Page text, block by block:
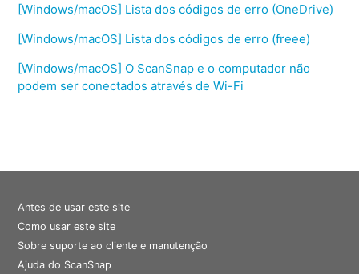
[Windows/macOS] Lista dos códigos de erro (OneDrive)
[Windows/macOS] Lista dos códigos de erro (freee)
[Windows/macOS] O ScanSnap e o computador não
podem ser conectados através de Wi-Fi
Antes de usar este site
Como usar este site
Sobre suporte ao cliente e manutenção
Ajuda do ScanSnap